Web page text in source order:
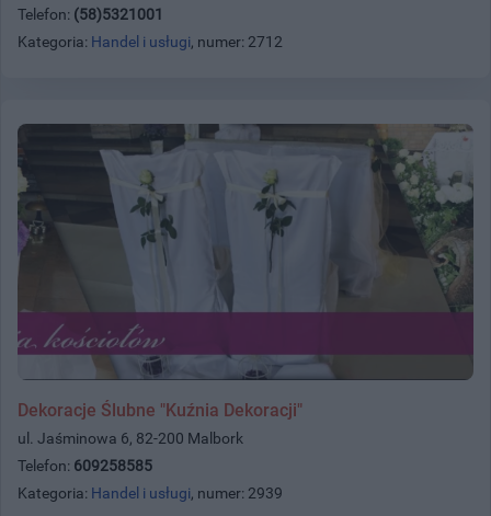
Telefon: (58)5321001
Kategoria: Handel i usługi, numer: 2712
Dekoracje Ślubne "Kuźnia Dekoracji"
ul. Jaśminowa 6, 82-200 Malbork
Telefon: 609258585
Kategoria: Handel i usługi, numer: 2939